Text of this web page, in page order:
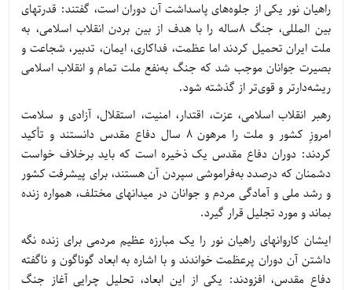
راهیان نور یکی از جلوه‌های پاسداشت آن دوران است، گفتند: قدرتهای
بین المللی، جنگ 8ساله را با هدف از بین بردن انقلاب اسلامی، به
ملت ایران تحمیل کردند اما عظمت، فداکاری، ایمان، تدبیر، شجاعت و
بصیرت جوانان موجب شد که جنگ به‌نفع ملت تمام و انقلاب اسلامی
ریشه‌دارتر و قوی‌تر از گذشته شود.
رهبر انقلاب اسلامی، عزت، اقتدار، امنیت، استقلال، آزادی و سلامت
امروزِ کشور و ملت را مرهون 8 سال دفاع مقدس دانستند و تأکید
کردند: دوران دفاع مقدس یک ذخیره است که باید برخلاف خواست
دشمنان که درصدد به‌فراموشی سپردن آن هستند، برای پیشرفت کشور
و رشد ملی و آمادگی مردم و جوانان در میدانهای مختلف، همواره زنده
بماند و مورد تجلیل قرار گیرد.
ایشان کاروانهای راهیان نور را یک مبارزه عظیم مردمی برای زنده نگه
داشتن آن دوران پرعظمت خواندند و با اشاره به ابعاد گوناگون و ناگفته
دفاع مقدس، افزودند: یکی از این ابعاد، تحلیل چرایی آغاز جنگ